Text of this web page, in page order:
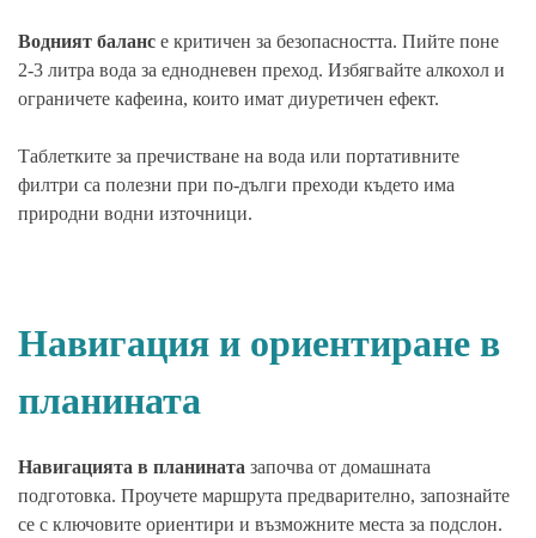
Водният баланс е критичен за безопасността. Пийте поне
2-3 литра вода за еднодневен преход. Избягвайте алкохол и
ограничете кафеина, които имат диуретичен ефект.
Таблетките за пречистване на вода или портативните
филтри са полезни при по-дълги преходи където има
природни водни източници.
Навигация и ориентиране в
планината
Навигацията в планината започва от домашната
подготовка. Проучете маршрута предварително, запознайте
се с ключовите ориентири и възможните места за подслон.